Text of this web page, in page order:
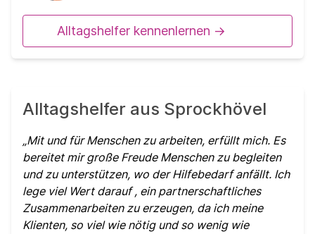
Alltagshelfer kennenlernen ->
Alltagshelfer aus Sprockhövel
Mit und für Menschen zu arbeiten, erfüllt mich. Es
bereitet mir große Freude Menschen zu begleiten
und zu unterstützen, wo der Hilfebedarf anfällt. Ich
lege viel Wert darauf , ein partnerschaftliches
Zusammenarbeiten zu erzeugen, da ich meine
Klienten, so viel wie nötig und so wenig wie